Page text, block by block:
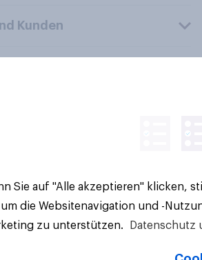
Kunden
PLC. Alle Rechte vorbehalten.
Sie auf "Alle akzeptieren" klicken,
die Websitenavigation und -
zu unterstützen.
Datenschutz